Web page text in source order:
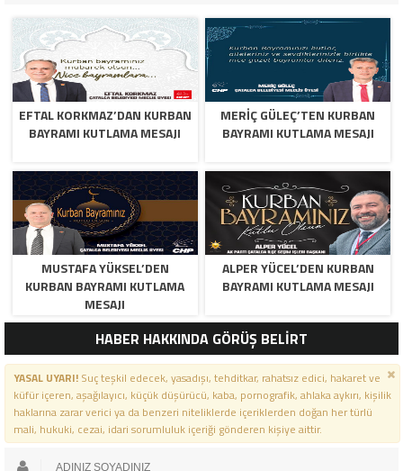
EFTAL KORKMAZ’DAN KURBAN
BAYRAMI KUTLAMA MESAJI
MERİÇ GÜLEÇ’TEN KURBAN
BAYRAMI KUTLAMA MESAJI
MUSTAFA YÜKSEL’DEN
KURBAN BAYRAMI KUTLAMA
MESAJI
ALPER YÜCEL’DEN KURBAN
BAYRAMI KUTLAMA MESAJI
HABER HAKKINDA GÖRÜŞ BELİRT
YASAL UYARI!Suç teşkil edecek, yasadışı, tehditkar, rahatsız edici, hakaret ve
küfür içeren, aşağılayıcı, küçük düşürücü, kaba, pornografik, ahlaka aykırı, kişilik
haklarına zarar verici ya da benzeri niteliklerde içeriklerden doğan her türlü
mali, hukuki, cezai, idari sorumluluk içeriği gönderen kişiye aittir.